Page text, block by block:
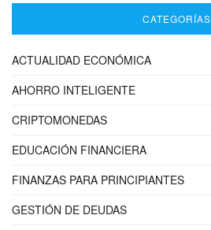
CATEGORÍAS
ACTUALIDAD ECONÓMICA
AHORRO INTELIGENTE
CRIPTOMONEDAS
EDUCACIÓN FINANCIERA
FINANZAS PARA PRINCIPIANTES
GESTIÓN DE DEUDAS